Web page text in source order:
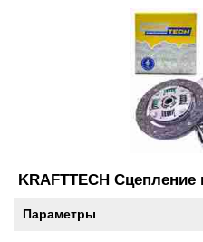
KRAFTTECH
Параметры